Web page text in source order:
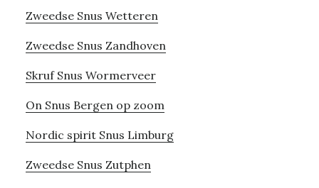
Zweedse Snus Wetteren
Zweedse Snus Zandhoven
Skruf Snus Wormerveer
On Snus Bergen op zoom
Nordic spirit Snus Limburg
Zweedse Snus Zutphen